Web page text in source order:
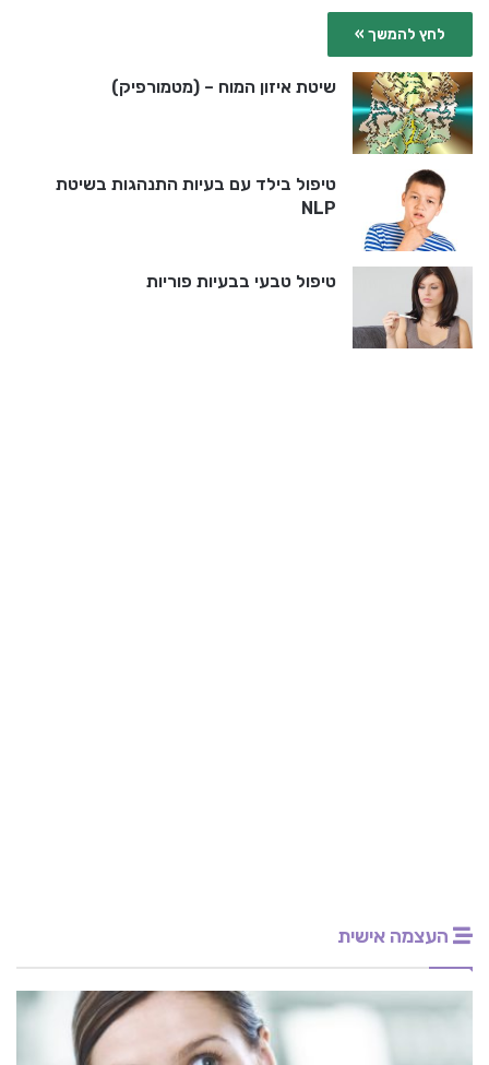
לחץ להמשך »
שיטת איזון המוח – (מטמורפיק)
טיפול בילד עם בעיות התנהגות בשיטת
NLP
טיפול טבעי בבעיות פוריות
העצמה אישית